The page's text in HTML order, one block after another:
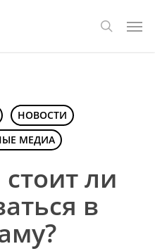
поиск
НОВОСТИ
МЕДИА
ли
в